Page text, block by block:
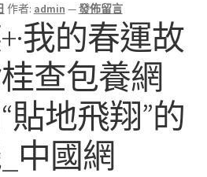
作者: admin —發佈留言
我的春運故
查包養網
貼地飛翔”的
中國網